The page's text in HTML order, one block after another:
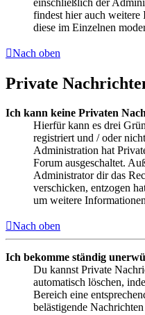
einschließlich der
findest hier auch
diese im Einzelnen
Nach oben
Private
Ich kann keine Privaten
Hierfür kann es drei
registriert und / oder
Administration hat
Forum ausgeschaltet.
Administrator dir das
verschicken, entzogen
um weitere
Nach oben
Ich bekomme ständig
Du kannst Private
automatisch löschen,
Bereich eine
belästigende